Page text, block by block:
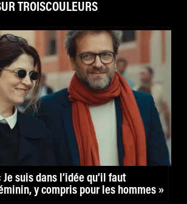
TROISCOULEURS
suis dans l’idée qu’il faut
y compris pour les hommes »